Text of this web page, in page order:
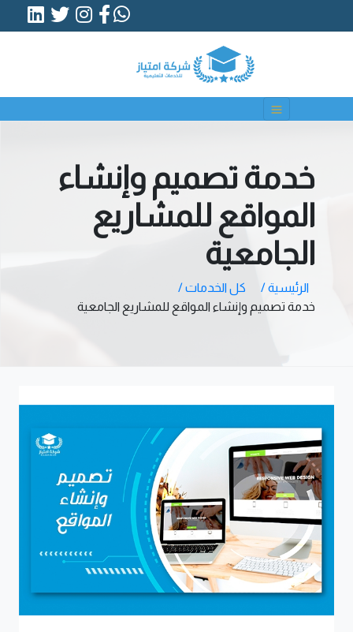
خدمة تصميم وإنشاء
المواقع للمشاريع
الجامعية
الرئيسية /
كل الخدمات /
خدمة تصميم وإنشاء المواقع للمشاريع الجامعية